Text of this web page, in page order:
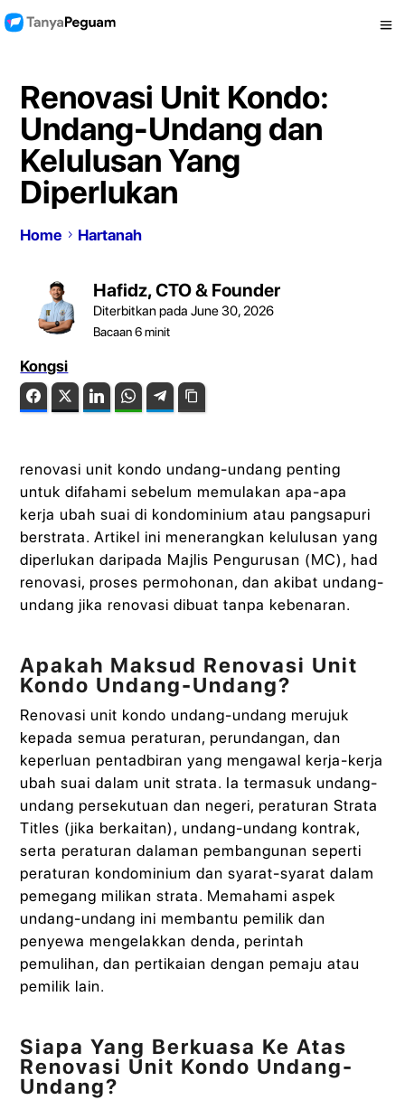
Renovasi Unit Kondo:
Undang-Undang dan
Kelulusan Yang
Diperlukan
Home Hartanah
Hafidz, CTO & Founder
Diterbitkan pada June 30, 2026
Bacaan6minit
Kongsi
FacebookTwitter LinkedIn WhatsAppTelegram
renovasi unit kondo undang-undang penting
untuk difahami sebelum memulakan apa-apa
kerja ubah suai di kondominium atau pangsapuri
berstrata. Artikel ini menerangkan kelulusan yang
diperlukan daripada Majlis Pengurusan (MC), had
renovasi, proses permohonan, dan akibat undang-
undang jika renovasi dibuat tanpa kebenaran.
Apakah Maksud Renovasi Unit
Kondo Undang-Undang?
Renovasi unit kondo undang-undang merujuk
kepada semua peraturan, perundangan, dan
keperluan pentadbiran yang mengawal kerja-kerja
ubah suai dalam unit strata. Ia termasuk undang-
undang persekutuan dan negeri, peraturan Strata
Titles (jika berkaitan), undang-undang kontrak,
serta peraturan dalaman pembangunan seperti
peraturan kondominium dan syarat-syarat dalam
pemegang milikan strata. Memahami aspek
undang-undang ini membantu pemilik dan
penyewa mengelakkan denda, perintah
pemulihan, dan pertikaian dengan pemaju atau
pemilik lain.
Siapa Yang Berkuasa Ke Atas
Renovasi Unit Kondo Undang-
Undang?